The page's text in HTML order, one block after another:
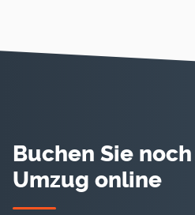
Buchen Sie
Umzug online